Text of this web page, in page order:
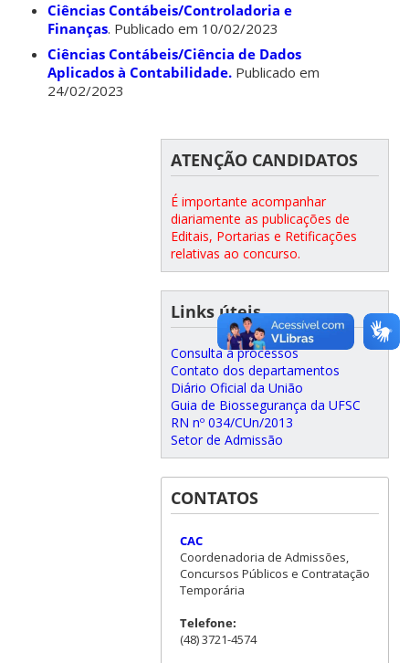
Ciências Contábeis/Controladoria e
Finanças. Publicado em 10/02/2023
Ciências Contábeis/Ciência de Dados
Aplicados à Contabilidade. Publicado em
24/02/2023
ATENÇÃO CANDIDATOS
É importante acompanhar
diariamente as publicações de
Editais, Portarias e Retificações
relativas ao concurso.
Links úteis
Consulta a processos
Contato dos departamentos
Diário Oficial da União
Guia de Biossegurança da UFSC
RN nº 034/CUn/2013
Setor de Admissão
CONTATOS
CAC
Coordenadoria de Admissões,
Concursos Públicos e Contratação
Temporária
Telefone:
(48) 3721-4574